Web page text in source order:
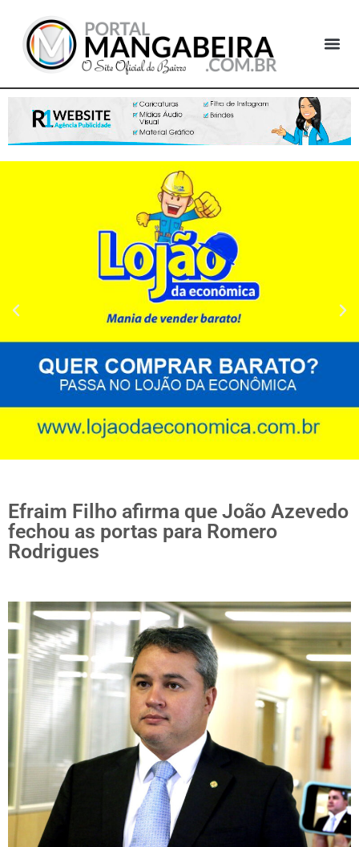
Efraim Filho afirma que João Azevedo
fechou as portas para Romero
Rodrigues